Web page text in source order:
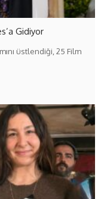
Gidiyor
üstlendiği, 25 Film